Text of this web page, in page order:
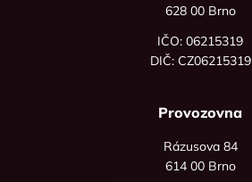
628 00 Brno
IČO: 06215319
DIČ: CZ06215319
Provozovna
Rázusova 84
614 00 Brno